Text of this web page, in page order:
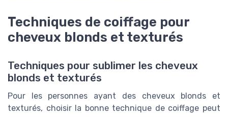
Techniques de coiffage pour
cheveux blonds et texturés
Techniques pour sublimer les cheveux
blonds et texturés
Pour les personnes ayant des cheveux blonds et
texturés, choisir la bonne technique de coiffage peut